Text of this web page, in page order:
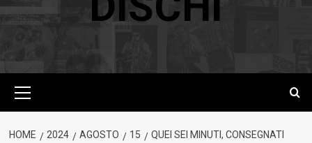
principale
HOME 2024 AGOSTO 15
QUEI SEI MINUTI, CONSEGNATI